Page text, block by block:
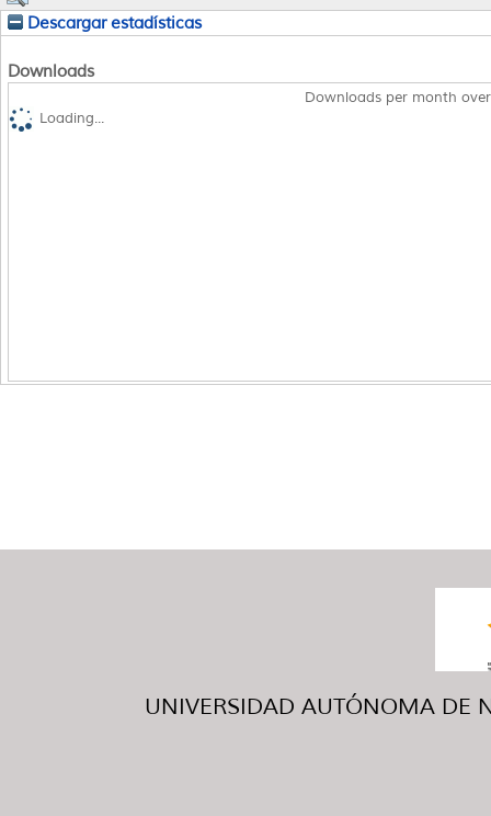
Descargar estadísticas
Downloads
Downloads per month
Loading...
UNIVERSIDAD AUTÓNOMA DE